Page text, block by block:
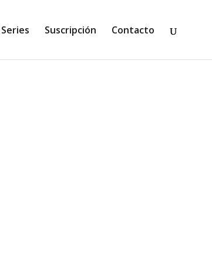
Series Suscripción Contacto